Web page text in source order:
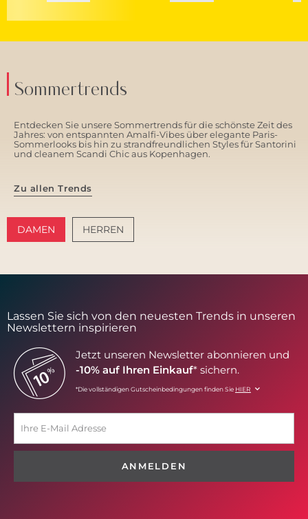
Sommertrends
Entdecken Sie unsere Sommertrends für die schönste Zeit des
Jahres: von entspannten Amalfi-Vibes über elegante Paris-
Sommerlooks bis hin zu strandfreundlichen Styles für Santorini
und cleanem Scandi Chic aus Kopenhagen.
Zu allen Trends
DAMEN HERREN
Lassen Sie sich von den neuesten Trends in unseren
Newslettern inspirieren
Jetzt unseren Newsletter abonnieren und
-10% auf Ihren Einkauf* sichern.
*Die vollständigen Gutscheinbedingungen finden Sie HIER
ANMELDEN